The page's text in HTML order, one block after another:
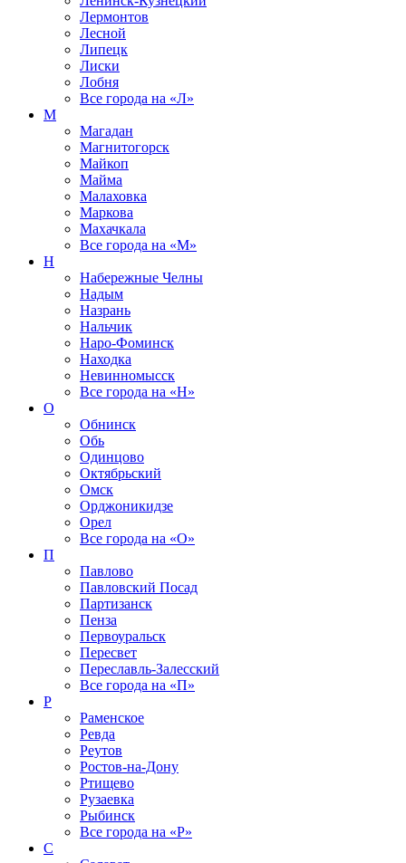
Лермонтов
Лесной
Липецк
Лиски
Лобня
Все города на «Л»
М
Магадан
Магнитогорск
Майкоп
Майма
Малаховка
Маркова
Махачкала
Все города на «М»
Н
Набережные Челны
Надым
Назрань
Нальчик
Наро-Фоминск
Находка
Невинномысск
Все города на «Н»
О
Обнинск
Обь
Одинцово
Октябрьский
Омск
Орджоникидзе
Орел
Все города на «О»
П
Павлово
Павловский Посад
Партизанск
Пенза
Первоуральск
Пересвет
Переславль-Залесский
Все города на «П»
Р
Раменское
Ревда
Реутов
Ростов-на-Дону
Ртищево
Рузаевка
Рыбинск
Все города на «Р»
С